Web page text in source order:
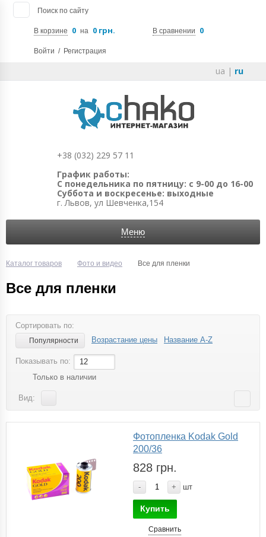
Поиск по сайту
В корзине 0 на 0 грн. В сравнении 0
Войти / Регистрация
ua | ru
+38 (032) 229 57 11
График работы:
С понедельника по пятницу: с 9-00 до 16-00
Суббота и воскресенье: выходные
г. Львов, ул Шевченка,154
Меню
Каталог товаров Фото и видео Все для пленки
Все для пленки
Сортировать по:
Популярности Возрастание цены Название A-Z
Показывать по:
12
Только в наличии
Вид:
Фотопленка Kodak Gold
200/36
828 грн.
- + шт
Купить
Сравнить